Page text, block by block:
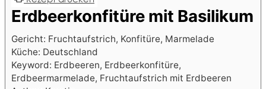
Erdbeerkonfitüre mit Basilikum
Gericht: Fruchtaufstrich, Konfitüre, Marmelade
Küche: Deutschland
Keyword: Erdbeeren, Erdbeerkonfitüre,
Erdbeermarmelade, Fruchtaufstrich mit Erdbeeren